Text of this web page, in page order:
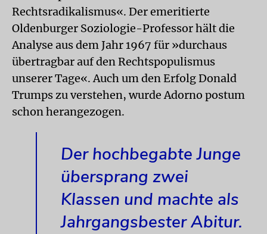
Rechtsradikalismus«. Der emeritierte
Oldenburger Soziologie-Professor hält die
Analyse aus dem Jahr 1967 für »durchaus
übertragbar auf den Rechtspopulismus
unserer Tage«. Auch um den Erfolg Donald
Trumps zu verstehen, wurde Adorno postum
schon herangezogen.
Der hochbegabte Junge
übersprang zwei
Klassen und machte als
Jahrgangsbester Abitur.